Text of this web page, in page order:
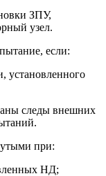
ЗПУ,
узел.
если:
установленного
следы внешних
при:
НД;